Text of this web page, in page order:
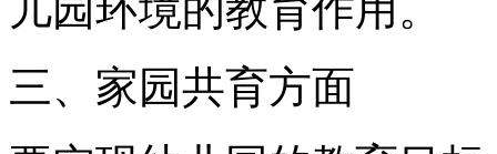
三、家园共育方面